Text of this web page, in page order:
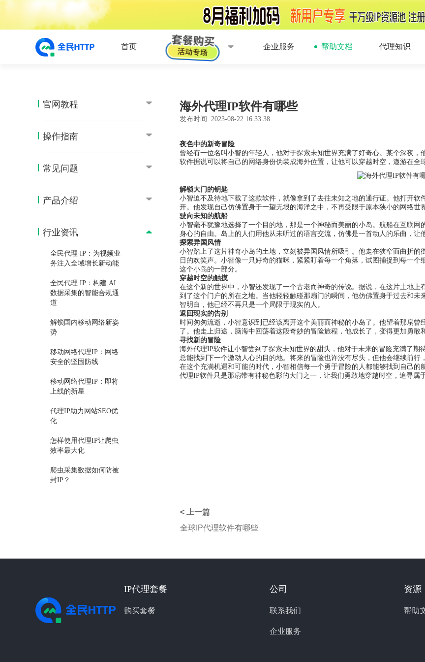
首页 企业服务 帮助文档 代理知识
官网教程
操作指南
常见问题
产品介绍
行业资讯
全民代理 IP：为视频业
务注入全域增长新动能
全民代理 IP：构建 AI
数据采集的智能合规通
道
解锁国内移动网络新姿
势
移动网络代理IP：网络
安全的坚固防线
移动网络代理IP：即将
上线的新星
代理IP助力网站SEO优
化
怎样使用代理IP让爬虫
效率最大化
爬虫采集数据如何防被
封IP？
反向代理缓存加速的实
战配置教程
海外代理IP软件有哪些
发布时间: 2023-08-22 16:33:38
夜色中的新奇冒险
曾经有一位名叫小智的年轻人，他对于探索未知世界充满了好奇心。某个深夜
软件据说可以将自己的网络身份伪装成海外位置，让他可以穿越时空，遨游在全
解锁大门的钥匙
小智迫不及待地下载了这款软件，就像拿到了去往未知之地的通行证。他打开
开。他发现自己仿佛置身于一望无垠的海洋之中，不再受限于原本狭小的网络世
驶向未知的航船
小智毫不犹豫地选择了一个目的地，那是一个神秘而美丽的小岛。航船在互联
身心的自由。岛上的人们用他从未听过的语言交流，仿佛是一首动人的乐曲，让
探索异国风情
小智踏上了这片神奇小岛的土地，立刻被异国风情所吸引。他走在狭窄而曲折
日的欢笑声。小智像一只好奇的猫咪，紧紧盯着每一个角落，试图捕捉到每一
这个小岛的一部分。
穿越时空的触摸
在这个新的世界中，小智还发现了一个古老而神奇的传说。据说，在这片土地
到了这个门户的所在之地。当他轻轻触碰那扇门的瞬间，他仿佛置身于过去和
智明白，他已经不再只是一个局限于现实的人。
返回现实的告别
时间匆匆流逝，小智意识到已经该离开这个美丽而神秘的小岛了。他望着那扇
了。他走上归途，脑海中回荡着这段奇妙的冒险旅程，他成长了，变得更加勇敢
寻找新的冒险
海外代理IP软件让小智尝到了探索未知世界的甜头，他对于未来的冒险充满了
总能找到下一个激动人心的目的地。将来的冒险也许没有尽头，但他会继续前行
在这个充满机遇和可能的时代，小智相信每一个勇于冒险的人都能够找到自己
代理IP软件只是那扇带有神秘色彩的大门之一，让我们勇敢地穿越时空，追寻属
< 上一篇
全球IP代理软件有哪些
IP代理套餐
购买套餐
公司
联系我们
企业服务
资源
帮助